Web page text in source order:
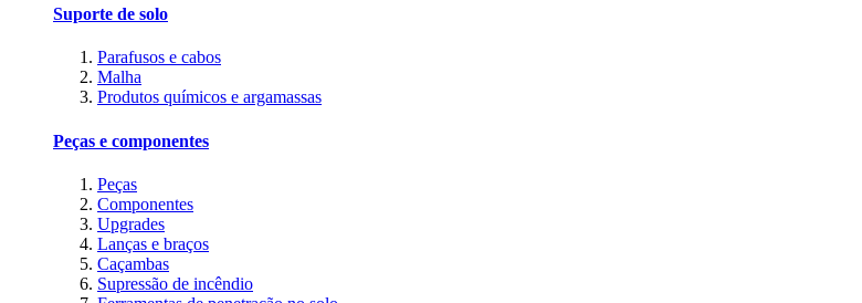
Suporte de solo
Parafusos e cabos
Malha
Produtos químicos e argamassas
Peças e componentes
Peças
Componentes
Upgrades
Lanças e braços
Caçambas
Supressão de incêndio